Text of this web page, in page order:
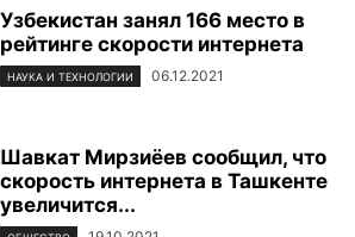
Узбекистан занял 166 место в
рейтинге скорости интернета
НАУКА И ТЕХНОЛОГИИ 06.12.2021
Шавкат Мирзиёев сообщил, что
скорость интернета в Ташкенте
увеличится...